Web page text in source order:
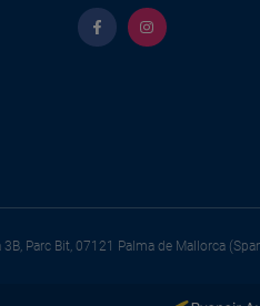
Parc Bit, 07121 Palma de Mallorca